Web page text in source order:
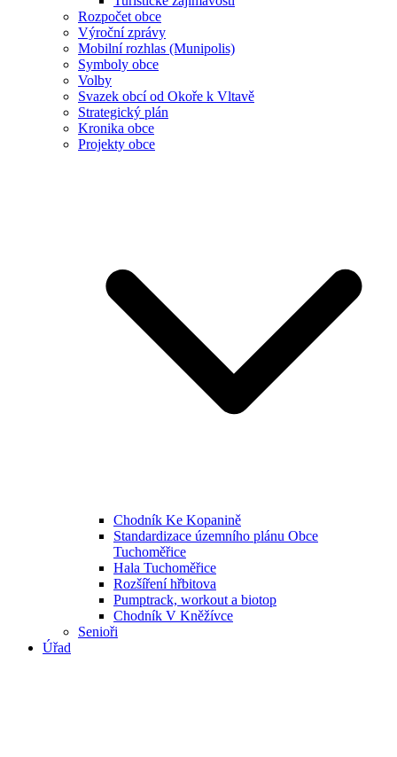
Rozpočet obce
Výroční zprávy
Mobilní rozhlas (Munipolis)
Symboly obce
Volby
Svazek obcí od Okoře k Vltavě
Strategický plán
Kronika obce
Projekty obce
Chodník Ke Kopanině
Standardizace územního plánu Obce
Tuchoměřice
Hala Tuchoměřice
Rozšíření hřbitova
Pumptrack, workout a biotop
Chodník V Kněžívce
Senioři
Úřad